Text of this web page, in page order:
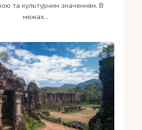
та культурним значенням. В
межах…